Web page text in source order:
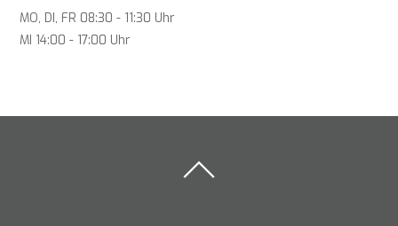
MO, DI, FR 08:30 - 11:30 Uhr
MI 14:00 - 17:00 Uhr